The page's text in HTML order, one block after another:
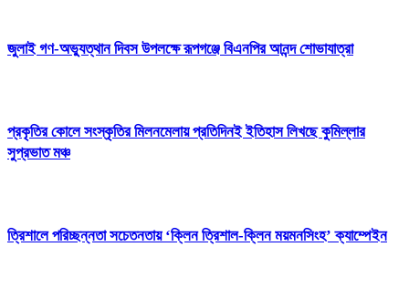
জুলাই গণ-অভ্যুত্থান দিবস উপলক্ষে রূপগঞ্জে বিএনপির আনন্দ শোভাযাত্রা
প্রকৃতির কোলে সংস্কৃতির মিলনমেলায় প্রতিদিনই ইতিহাস লিখছে কুমিল্লার
সুপ্রভাত মঞ্চ
ত্রিশালে পরিচ্ছন্নতা সচেতনতায় ‘ক্লিন ত্রিশাল-ক্লিন ময়মনসিংহ’ ক্যাম্পেইন